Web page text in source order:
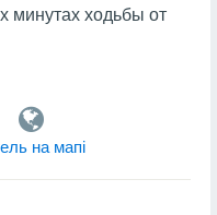
минутах ходьбы от
на мапi